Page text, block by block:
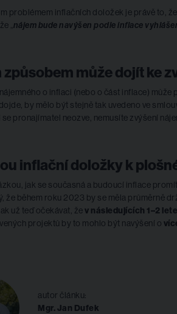
problémem inflačních doložek je právě to,
„ nájem bude navýšen podle inflace
způsobem může dojít ke
o inflaci (nebo o část inflace)
by mělo být stejně tak uvedeno ve
pronajímatel neozve, nemusíte zvýšení
inflační doložky k
jak se současná a budoucí inflace
že během roku 2023 by se měla průměrně
už teď očekávat, žev následujících 1–2
projektů by to mohlo být navýšení o
autor článku:
Mgr. Jan Dufek